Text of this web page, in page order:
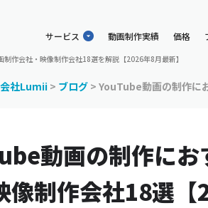
サービス 動画制作実績 価格
作会社・映像制作会社18選を解説【2026年8月最新】
社Lumii > ブログ > YouTube動画の制作に
動画の制作に
像制作会社18選【